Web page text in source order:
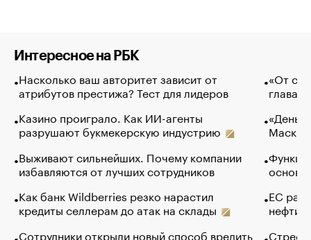
Интересное на РБК
Насколько ваш авторитет зависит от
атрибутов престижа? Тест для лидеров
Казино проиграло. Как ИИ-агенты
разрушают букмекерскую индустрию
Выживают сильнейших. Почему компании
избавляются от лучших сотрудников
Как банк Wildberries резко нарастил
кредиты селлерам до атак на склады
Сотрудники открыли новый способ вредить
«От
глава
Маск в
основ
ЕС
нефти